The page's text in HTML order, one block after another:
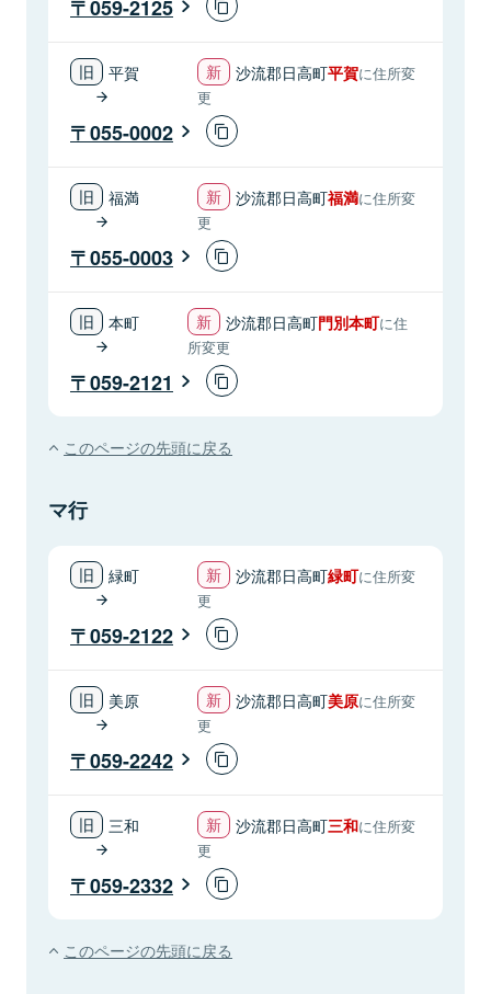
059-2125
平賀 沙流郡日高町平賀に住所変
更
055-0002
福満 沙流郡日高町福満に住所変
更
055-0003
本町 沙流郡日高町門別本町に住
所変更
059-2121
このページの先頭に戻る
マ行
緑町 沙流郡日高町緑町に住所変
更
059-2122
美原 沙流郡日高町美原に住所変
更
059-2242
三和 沙流郡日高町三和に住所変
更
059-2332
このページの先頭に戻る